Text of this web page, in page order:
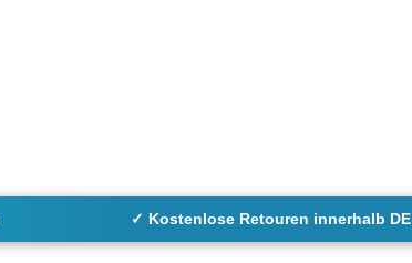
✓ Kostenlose Retouren innerhalb DE